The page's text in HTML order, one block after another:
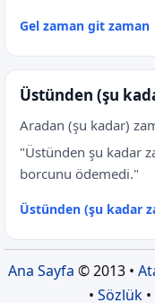
Gel zaman git zaman
Üstünden (şu
Aradan (şu kadar)
"Üstünden şu kadar
borcunu ödemedi."
Üstünden (şu kadar
Ana Sayfa © 2013 •
• Sözlük•